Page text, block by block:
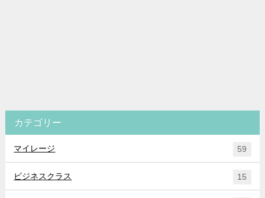
カテゴリー
マイレージ 59
ビジネスクラス 15